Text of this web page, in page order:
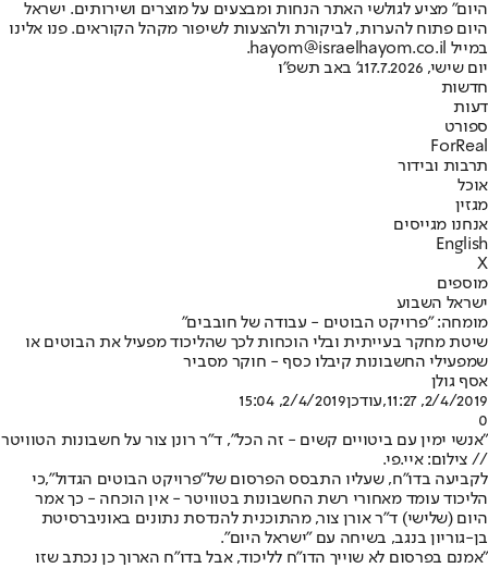
היום" מציע לגולשי האתר הנחות ומבצעים על מוצרים ושירותים. ישראל
היום פתוח להערות, לביקורת ולהצעות לשיפור מקהל הקוראים. פנו אלינו
במייל hayom@israelhayom.co.il.
יום שישי, 17.7.2026
ג' באב תשפ"ו
חדשות
דעות
ספורט
ForReal
תרבות ובידור
אוכל
מגזין
אנחנו מגייסים
English
X
מוספים
ישראל השבוע
מומחה: "פרויקט הבוטים - עבודה של חובבים"
שיטת מחקר בעייתית ובלי הוכחות לכך שהליכוד מפעיל את הבוטים או
שמפעילי החשבונות קיבלו כסף - חוקר מסביר
אסף גולן
2/4/2019, 11:27
,עודכן2/4/2019, 15:04
0
"אנשי ימין עם ביטויים קשים - זה הכל", ד"ר רונן צור על חשבונות הטוויטר
// צילום: איי.פי.
לקביעה בדו"ח, שעליו התבסס הפרסום של"פרויקט הבוטים הגדול",כי
הליכוד עומד מאחורי רשת החשבונות בטוויטר - אין הוכחה - כך אמר
היום (שלישי) ד"ר אורן צור, מהתוכנית להנדסת נתונים באוניברסיטת
בן-גוריון בנגב, בשיחה עם "ישראל היום".
"אמנם בפרסום לא שוייך הדו"ח לליכוד, אבל בדו"ח הארוך כן נכתב שזו